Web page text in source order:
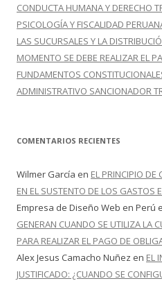
CONDUCTA HUMANA Y DERECHO
PSICOLOGÍA Y FISCALIDAD
LAS SUCURSALES Y LA
MOMENTO SE DEBE REALIZAR EL
FUNDAMENTOS
ADMINISTRATIVO SANCIONADOR
COMENTARIOS RECIENTES
Wilmer García en EL PRINCIPIO DE
EN EL SUSTENTO DE LOS GASTOS
Empresa de Diseño Web en Perú
GENERAN CUANDO SE UTILIZA LA
PARA REALIZAR EL PAGO DE
Alex Jesus Camacho Nuñez en EL
JUSTIFICADO: ¿CUANDO SE